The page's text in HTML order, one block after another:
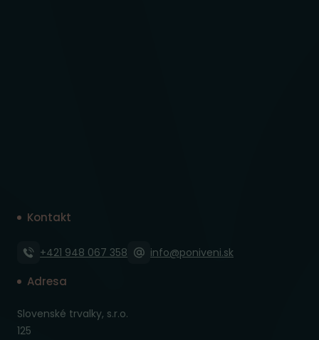
Kontakt
+421 948 067 358 info@poniveni.sk
Adresa
Slovenské trvalky, s.r.o.
125